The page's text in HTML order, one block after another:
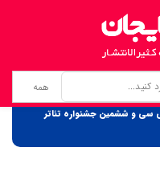
سی و ششمین جشنواره تئاتر